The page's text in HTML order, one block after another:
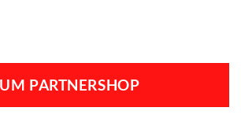
PARTNERSHOP